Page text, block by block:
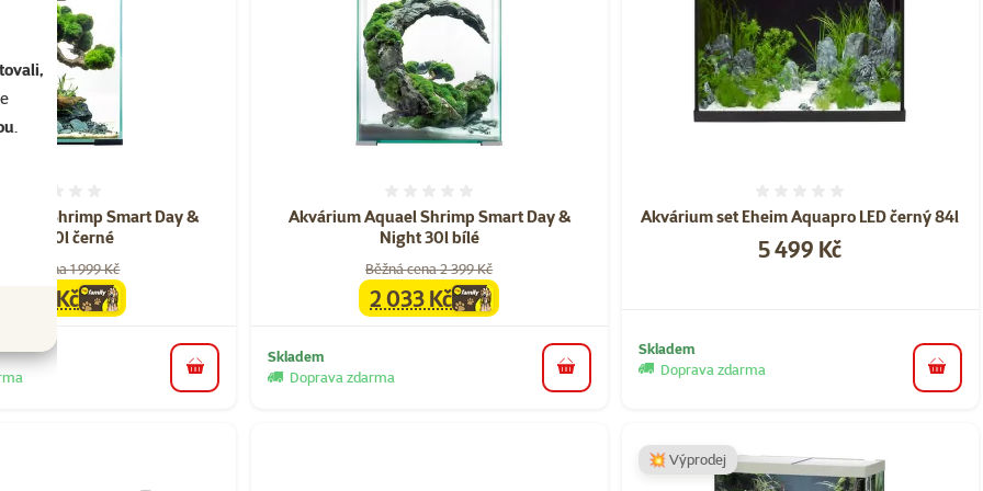
.
Shrimp Smart Day &
Night 10l černé
Běžná cena 1 999 Kč
familycena
1 709 Kč
do košíku
Akvárium Aquael Shrimp Smart Day &
Night 30l bílé
Běžná cena 2 399 Kč
familycena
2 033 Kč
Skladem
Doprava zdarma
do košíku
Akvárium set Eheim Aquapro LED černý 84l
Cena
5 499 Kč
Skladem
Doprava zdarma
do
💥 Výprodej